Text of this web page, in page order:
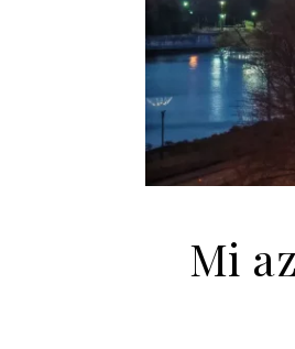
Mi